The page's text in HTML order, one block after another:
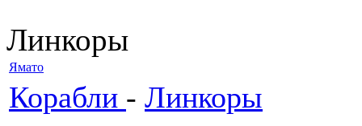
Линкоры
Ямато
Корабли - Линкоры